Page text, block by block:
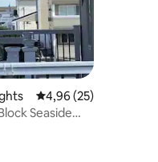
5, 51 Bewertungen
Durchschnittliche
4,96 (25)
Seaside